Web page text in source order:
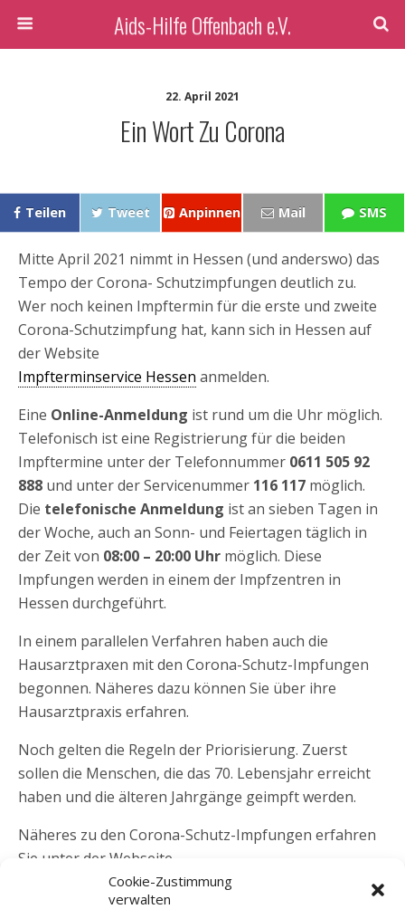
Cookie-Zustimmung
verwalten
Aids-Hilfe Offenbach e.V.
22. April 2021
Ein Wort Zu Corona
Teilen Tweet Anpinnen Mail SMS
Mitte April 2021 nimmt in Hessen (und anderswo) das
Tempo der Corona- Schutzimpfungen deutlich zu.
Wer noch keinen Impftermin für die erste und zweite
Corona-Schutzimpfung hat, kann sich in Hessen auf
der Website
Impfterminservice Hessen anmelden.
Eine Online-Anmeldung ist rund um die Uhr möglich.
Telefonisch ist eine Registrierung für die beiden
Impftermine unter der Telefonnummer 0611 505 92
888 und unter der Servicenummer 116 117 möglich.
Die telefonische Anmeldung ist an sieben Tagen in
der Woche, auch an Sonn- und Feiertagen täglich in
der Zeit von 08:00 – 20:00 Uhr möglich. Diese
Impfungen werden in einem der Impfzentren in
Hessen durchgeführt.
In einem parallelen Verfahren haben auch die
Hausarztpraxen mit den Corona-Schutz-Impfungen
begonnen. Näheres dazu können Sie über ihre
Hausarztpraxis erfahren.
Noch gelten die Regeln der Priorisierung. Zuerst
sollen die Menschen, die das 70. Lebensjahr erreicht
haben und die älteren Jahrgänge geimpft werden.
Näheres zu den Corona-Schutz-Impfungen erfahren
Sie unter der Webseite
Aktuelle Informationen zu Corona in Hessen.